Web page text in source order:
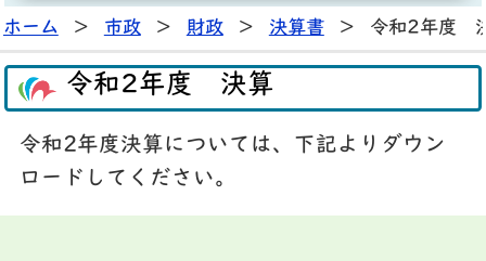
ホーム > 市政 > 財政 > 決算書 > 令和2年度
令和2年度 決算
令和2年度決算については、下記よりダウン
ロードしてください。